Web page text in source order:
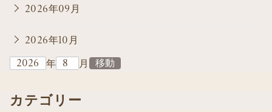
2026年09月
2026年10月
年
月
カテゴリー